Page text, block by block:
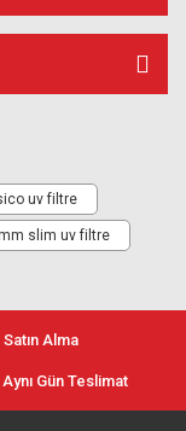
uv filtre
slim uv filtre
Alma
Gün Teslimat